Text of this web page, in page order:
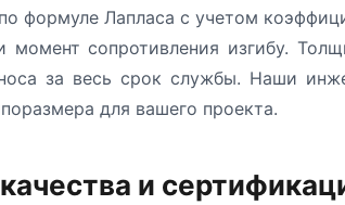
формуле Лапласа с учетом
момент сопротивления изгибу.
за весь срок службы. Наши
для вашего проекта.
и